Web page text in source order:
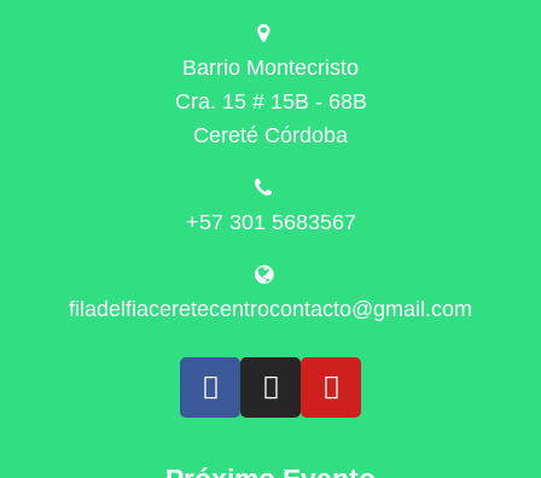
Barrio Montecristo
Cra. 15 # 15B - 68B
Cereté Córdoba
+57 301 5683567
filadelfiaceretecentrocontacto@gmail.com
30 de Octubre, 2025